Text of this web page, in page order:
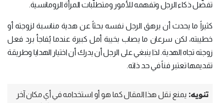
تفضّل ذكاء الرجل وتفهمه للأمور ومتطلّبات المرأة الرومانسية.
كثيراً ما يحدث أن يرهق الرجل نفسه بحثاً عن هدية مناسبة لزوجته أو
خطيبته، لكن سرعان ما يصاب بخيبة أمل كبيرة عندما يُفاجأ برد فعل
زوجته تجاه الهدية. لذا ينبغي على الرجل أن يدرك أن اختيار الهدايا وطريقة
تقديمها تعتبر فناً في حد ذاته.
تنويه: يمنع نقل هذا المقال كما هو أو استخدامه في أي مكان آخر